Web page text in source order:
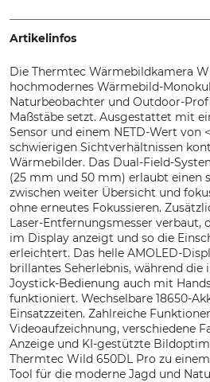
Artikelinfos
Die Thermtec Wärmebildkamera
hochmodernes Wärmebild-
Naturbeobachter und Outdoor-
Maßstäbe setzt. Ausgestattet mit
Sensor und einem NETD-Wert von
schwierigen Sichtverhältnissen
Wärmebilder. Das Dual-Field-
(25 mm und 50 mm) erlaubt einen
zwischen weiter Übersicht und
ohne erneutes Fokussieren.
Laser-Entfernungsmesser verbaut,
im Display anzeigt und so die
erleichtert. Das helle AMOLED-
brillantes Seherlebnis, während die
Joystick-Bedienung auch mit
funktioniert. Wechselbare 18650-
Einsatzzeiten. Zahlreiche
Videoaufzeichnung, verschiedene
Anzeige und KI-gestützte
Thermtec Wild 650DL Pro zu
Tool für die moderne Jagd und